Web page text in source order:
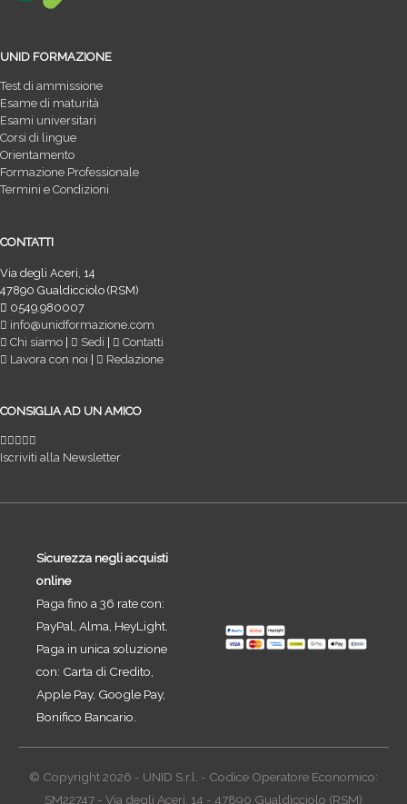
UNID FORMAZIONE
Test di ammissione
Esame di maturità
Esami universitari
Corsi di lingue
Orientamento
Formazione Professionale
Termini e Condizioni
CONTATTI
Via degli Aceri, 14
47890 Gualdicciolo (RSM)
0549.980007
info@unidformazione.com
Chi siamo | Sedi |
Contatti
Lavora con noi | Redazione
CONSIGLIA AD UN AMICO
Iscriviti alla Newsletter
Sicurezza negli acquisti
online
Paga fino a 36 rate con:
PayPal, Alma, HeyLight.
Paga in unica soluzione
con: Carta di Credito,
Apple Pay, Google Pay,
Bonifico Bancario.
© Copyright 2026 - UNID S.r.l. - Codice Operatore Economico:
SM22747 - Via degli Aceri, 14 - 47890 Gualdicciolo (RSM)